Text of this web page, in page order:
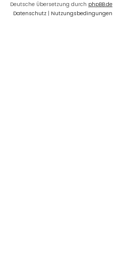
Deutsche Übersetzung durch phpBB.de
Datenschutz | Nutzungsbedingungen